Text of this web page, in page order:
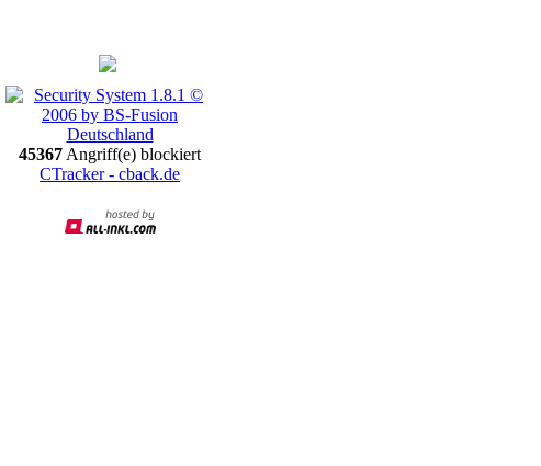
45367 Angriff(e) blockiert
CTracker - cback.de